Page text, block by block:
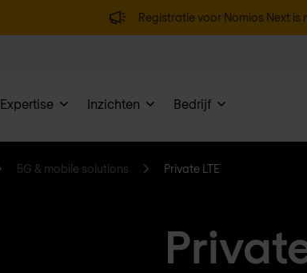
Registratie voor Nomios Next is
Expertise Inzichten Bedrijf
5G & mobile solutions Private LTE